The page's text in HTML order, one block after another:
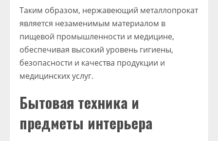
Таким образом, нержавеющий металлопрокат
является незаменимым материалом в
пищевой промышленности и медицине,
обеспечивая высокий уровень гигиены,
безопасности и качества продукции и
медицинских услуг.
Бытовая техника и
предметы интерьера